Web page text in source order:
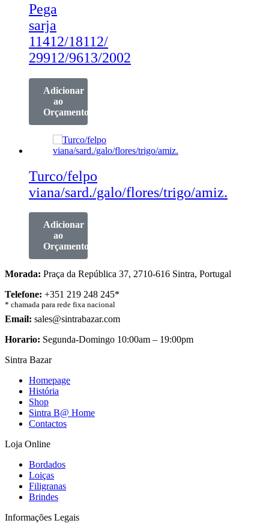
Pega
sarja
11412/18112/
29912/9613/2002
Adicionar
ao
Orçamento
Turco/felpo
viana/sard./galo/flores/trigo/amiz.
Adicionar
ao
Orçamento
Morada: Praça da República 37, 2710-616 Sintra, Portugal
Telefone: +351 219 248 245*
* chamada para rede fixa nacional
Email: sales@sintrabazar.com
Horario: Segunda-Domingo 10:00am – 19:00pm
Sintra Bazar
Homepage
História
Shop
Sintra B@ Home
Contactos
Loja Online
Bordados
Loiças
Filigranas
Brindes
Informações Legais